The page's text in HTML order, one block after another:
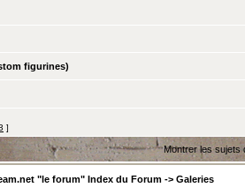
figurines)
]
Montrer les sujets
"le forum" Index du Forum -> Galeries